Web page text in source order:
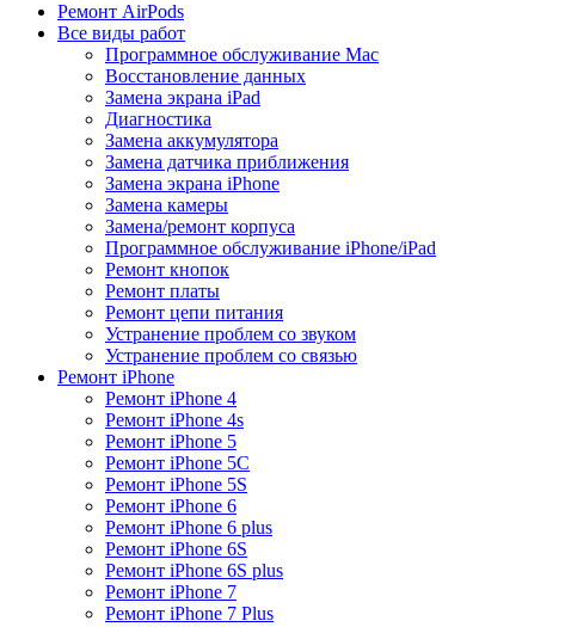
Ремонт AirPods
Все виды работ
Программное обслуживание Mac
Восстановление данных
Замена экрана iPad
Диагностика
Замена аккумулятора
Замена датчика приближения
Замена экрана iPhone
Замена камеры
Замена/ремонт корпуса
Программное обслуживание iPhone/iPad
Ремонт кнопок
Ремонт платы
Ремонт цепи питания
Устранение проблем со звуком
Устранение проблем со связью
Ремонт iPhone
Ремонт iPhone 4
Ремонт iPhone 4s
Ремонт iPhone 5
Ремонт iPhone 5C
Ремонт iPhone 5S
Ремонт iPhone 6
Ремонт iPhone 6 plus
Ремонт iPhone 6S
Ремонт iPhone 6S plus
Ремонт iPhone 7
Ремонт iPhone 7 Plus